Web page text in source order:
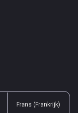
Frans (Frankrijk)